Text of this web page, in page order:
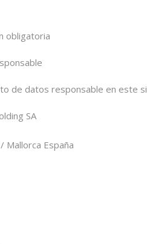
obligatoria
de datos responsable en este
SA
España